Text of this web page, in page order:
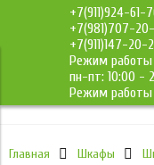
+7(911)924-61-
+7(981)707-
+7(911)147-20-
Режим работы
пн-пт: 10:00 -
Режим работы
Главная Шкафы